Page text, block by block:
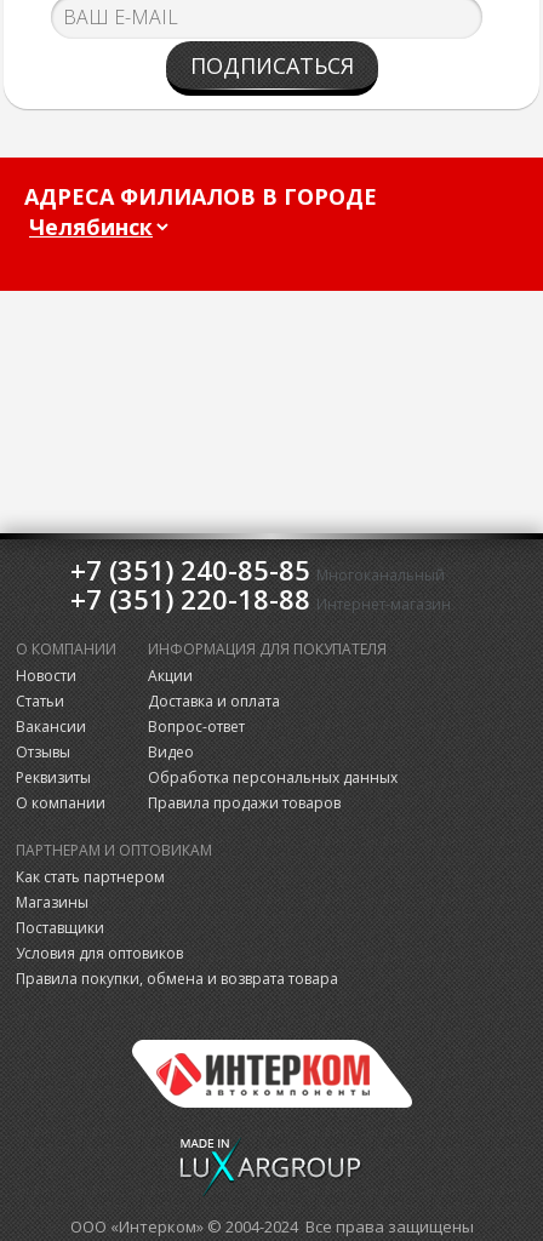
ПОДПИСАТЬСЯ
АДРЕСА ФИЛИАЛОВ В ГОРОДЕ
+7 (351) 240-85-85 Многоканальный
+7 (351) 220-18-88 Интернет-магазин
О КОМПАНИИ
Новости
Статьи
Вакансии
Отзывы
Реквизиты
О компании
ИНФОРМАЦИЯ ДЛЯ ПОКУПАТЕЛЯ
Акции
Доставка и оплата
Вопрос-ответ
Видео
Обработка персональных данных
Правила продажи товаров
ПАРТНЕРАМ И ОПТОВИКАМ
Как стать партнером
Магазины
Поставщики
Условия для оптовиков
Правила покупки, обмена и возврата товара
ООО «Интерком» © 2004-2024 Все права защищены